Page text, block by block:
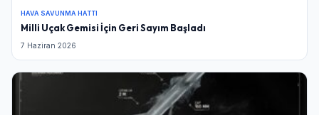
HAVA SAVUNMA HATTI
Milli Uçak Gemisi İçin Geri Sayım Başladı
7 Haziran 2026